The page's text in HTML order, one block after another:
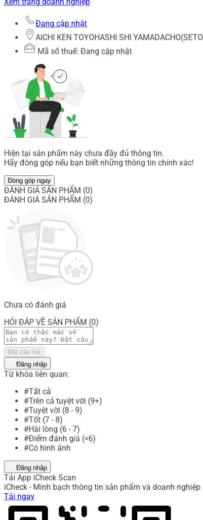
Xem trang doanh nghiệp
Đang cập nhật
AICHI KEN TOYOHASHI SHI
Mã số thuế: Đang cập nhật
Hiện tại sản phẩm này chưa đầy đủ thông tin.
Hãy đóng góp nếu bạn biết những thông tin chính xác!
Đóng góp ngay
ĐÁNH GIÁ SẢN PHẨM (0)
ĐÁNH GIÁ SẢN PHẨM (0)
Chưa có đánh giá
HỎI ĐÁP VỀ SẢN PHẨM (0)
Đặt câu hỏi
Đăng nhập
Từ khóa liên quan:
#Tất cả
#Trên cả tuyệt vời (9+)
#Tuyệt vời (8 - 9)
#Tốt (7 - 8)
#Hài lòng (6 - 7)
#Điểm đánh giá (<6)
#Có hình ảnh
Đăng nhập
Tải App iCheck Scan
iCheck - Minh bạch thông tin sản phẩm và doanh nghiệp
Tải ngay